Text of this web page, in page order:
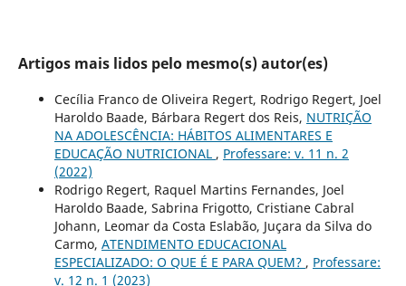
Artigos mais lidos pelo mesmo(s) autor(es)
Cecília Franco de Oliveira Regert, Rodrigo Regert, Joel
Haroldo Baade, Bárbara Regert dos Reis, NUTRIÇÃO
NA ADOLESCÊNCIA: HÁBITOS ALIMENTARES E
EDUCAÇÃO NUTRICIONAL , Professare: v. 11 n. 2
(2022)
Rodrigo Regert, Raquel Martins Fernandes, Joel
Haroldo Baade, Sabrina Frigotto, Cristiane Cabral
Johann, Leomar da Costa Eslabão, Juçara da Silva do
Carmo, ATENDIMENTO EDUCACIONAL
ESPECIALIZADO: O QUE É E PARA QUEM? , Professare:
v. 12 n. 1 (2023)